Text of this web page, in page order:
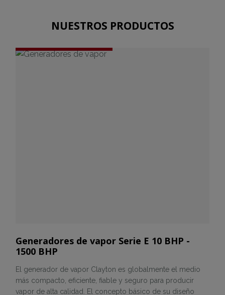
NUESTROS PRODUCTOS
Generadores de vapor Serie E 10 BHP -
1500 BHP
El generador de vapor Clayton es globalmente el medio
más compacto, eficiente, fiable y seguro para producir
vapor de alta calidad. El concepto básico de su diseño